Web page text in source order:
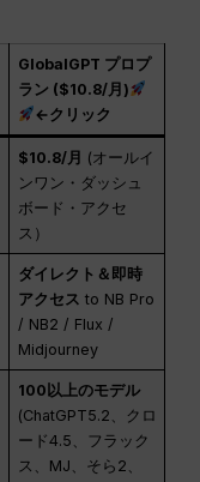
GlobalGPT プロプ
ラン ($10.8/月)
←クリック
$10.8/月 (オールイ
ンワン・ダッシュ
ボード・アクセ
ス）
ダイレクト＆即時
アクセス to NB Pro
/ NB2 / Flux /
Midjourney
100以上のモデル
(ChatGPT5.2、クロ
ード4.5、フラック
ス、MJ、そら2、